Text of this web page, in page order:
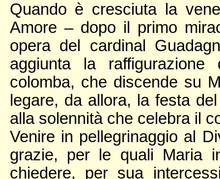
Quando è cresciuta la
Amore – dopo il primo
opera del cardinal
aggiunta la
colomba, che discende su
legare, da allora, la festa
alla solennità che celebra il
Venire in pellegrinaggio al
grazie, per le quali Maria
chiedere, per sua